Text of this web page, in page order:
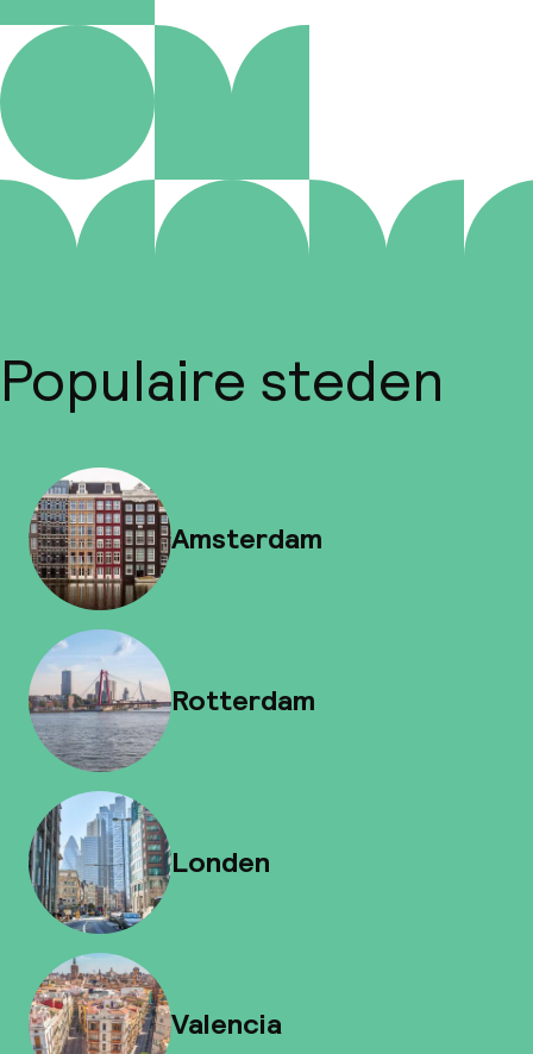
Populaire steden
Amsterdam
Rotterdam
Londen
Valencia